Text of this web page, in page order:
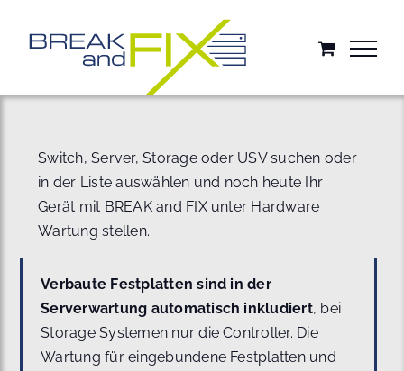
springen
Switch, Server, Storage oder USV suchen oder
in der Liste auswählen und noch heute Ihr
Gerät mit BREAK and FIX unter Hardware
Wartung stellen.
Verbaute Festplatten sind in der
Serverwartung automatisch inkludiert, bei
Storage Systemen nur die Controller. Die
Wartung für eingebundene Festplatten und